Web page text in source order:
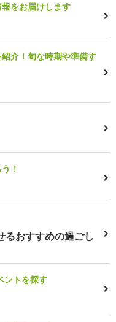
をお届けします
介！旬な時期や準備す
！
るおすすめの過ごし
ントを探す